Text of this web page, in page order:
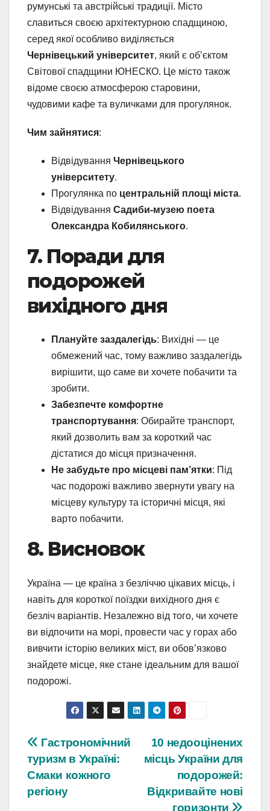
румунські та австрійські традиції. Місто
славиться своєю архітектурною спадщиною,
серед якої особливо виділяється
Чернівецький університет, який є об’єктом
Світової спадщини ЮНЕСКО. Це місто також
відоме своєю атмосферою старовини,
чудовими кафе та вуличками для прогулянок.
Чим зайнятися:
Відвідування Чернівецького
університету.
Прогулянка по центральній площі міста.
Відвідування Садиби-музею поета
Олександра Кобилянського.
7. Поради для
подорожей
вихідного дня
Плануйте заздалегідь: Вихідні — це
обмежений час, тому важливо заздалегідь
вирішити, що саме ви хочете побачити та
зробити.
Забезпечте комфортне
транспортування: Обирайте транспорт,
який дозволить вам за короткий час
дістатися до місця призначення.
Не забудьте про місцеві пам’ятки: Під
час подорожі важливо звернути увагу на
місцеву культуру та історичні місця, які
варто побачити.
8. Висновок
Україна — це країна з безліччю цікавих місць, і
навіть для короткої поїздки вихідного дня є
безліч варіантів. Незалежно від того, чи хочете
ви відпочити на морі, провести час у горах або
вивчити історію великих міст, ви обов’язково
знайдете місце, яке стане ідеальним для вашої
подорожі.
Навігація
записів
10 недооцінених
місць України для
подорожей:
Відкривайте нові
горизонти
Гастрономічний
туризм в Україні:
Смаки кожного
регіону